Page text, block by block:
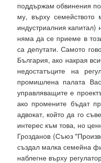
поддържам обвинения
му, върху
индустриалния
няма да се приеме в
са депутати. Самото
България, ако накрая
недостатъците на
промишлена палата
управляващите е
ако промените бъдат
адвокат, който да го
интерес към това, но
Грозданов (Съюз
създал малка семейна
наблегне върху